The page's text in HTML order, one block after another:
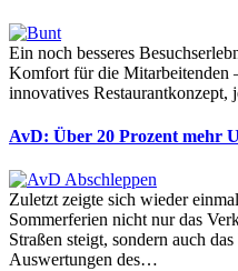
Ein noch besseres
Komfort für die Mitarbeitenden
innovatives
AvD: Über 20 Prozent mehr
Zuletzt zeigte sich wieder
Sommerferien nicht nur das
Straßen steigt, sondern auch
Auswertungen des…